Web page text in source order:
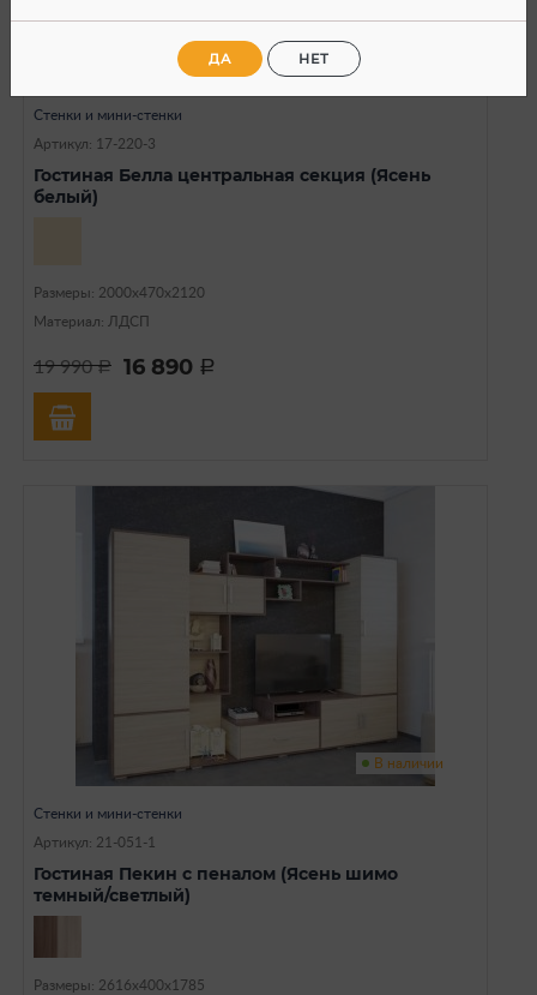
Стенки и мини-стенки
Артикул: 17-220-3
Гостиная Белла центральная секция (Ясень
белый)
Размеры: 2000x470x2120
Материал: ЛДСП
19 990a 16 890 a
В наличии
Стенки и мини-стенки
Артикул: 21-051-1
Гостиная Пекин с пеналом (Ясень шимо
темный/светлый)
Размеры: 2616х400х1785
ДА НЕТ